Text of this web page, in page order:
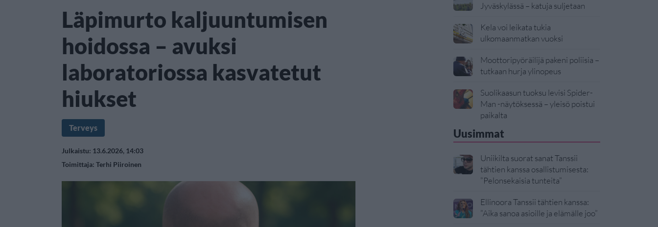
Läpimurto kaljuuntumisen
hoidossa – avuksi
laboratoriossa kasvatetut
hiukset
Terveys
Julkaistu: 13.6.2026, 14:03
Toimittaja: Terhi Piiroinen
Jyväskylässä – katuja suljetaan
Kela voi leikata tukia
ulkomaanmatkan vuoksi
Moottoripyöräilijä pakeni poliisia –
tutkaan hurja ylinopeus
Suolikaasun tuoksu levisi Spider-
Man -näytöksessä – yleisö poistui
paikalta
Uusimmat
Uniikilta suorat sanat Tanssii
tähtien kanssa osallistumisesta:
”Pelonsekaisia tunteita”
Ellinoora Tanssii tähtien kanssa:
”Aika sanoa asioille ja elämälle joo”